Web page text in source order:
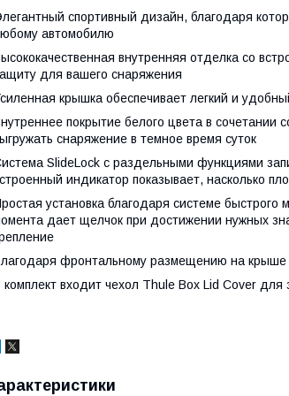
спортивный дизайн, благодаря
автомобилю
внутренняя отделка со
для вашего снаряжения
крышка обеспечивает легкий и
покрытие белого цвета в сочетании
снаряжение в темное время суток
SlideLock с раздельными функциями
индикатор показывает, насколько
установка благодаря системе
дает щелчок при достижении нужных
фронтальному размещению на крыше
комплект входит чехол Thule Box Lid Cover